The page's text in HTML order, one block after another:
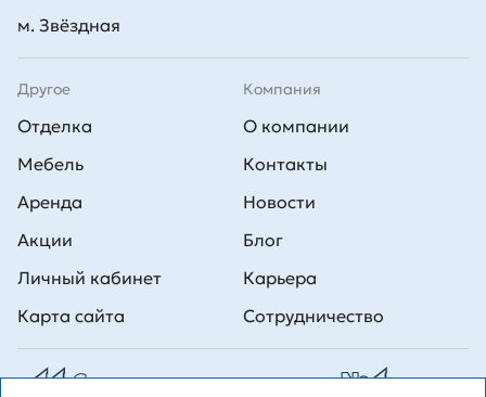
Другое
Отделка
Мебель
Аренда
Акции
Личный кабинет
Карта сайта
Компания
О компании
Контакты
Новости
Блог
Карьера
Сотрудничество
м. Звёздная